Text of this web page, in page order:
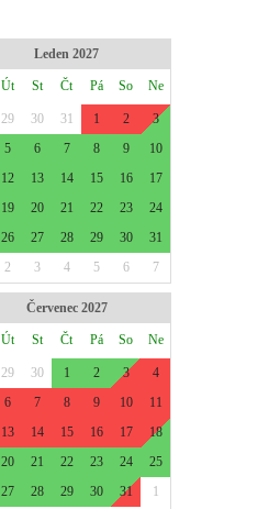
Leden 2027
Út St Čt Pá So Ne
29 30 31 1 2
3
5 6 7 8 9
10
12 13 14 15 16
17
19 20 21 22 23
24
26 27 28 29 30
31
2 3 4 5 6 7
Červenec 2027
Út St Čt Pá So Ne
29 30 1 2 3
4
6 7 8 9 10
11
13 14 15 16 17
18
20 21 22 23 24
25
27 28 29 30 31
1